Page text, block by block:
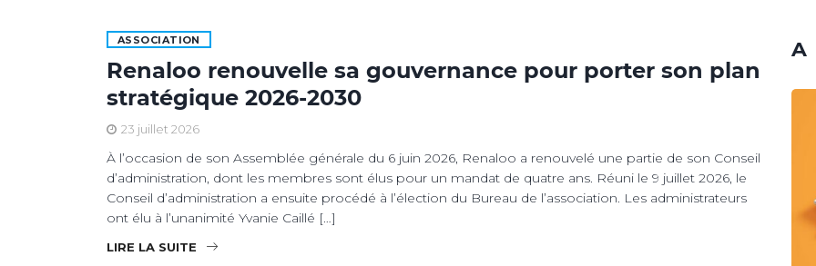
ASSOCIATION
Renaloo renouvelle sa gouvernance pour porter son plan
stratégique 2026-2030
23 juillet 2026
À l’occasion de son Assemblée générale du 6 juin 2026, Renaloo a renouvelé une partie de son Conseil
d’administration, dont les membres sont élus pour un mandat de quatre ans. Réuni le 9 juillet 2026, le
Conseil d’administration a ensuite procédé à l’élection du Bureau de l’association. Les administrateurs
ont élu à l’unanimité Yvanie Caillé […]
LIRE LA SUITE
A